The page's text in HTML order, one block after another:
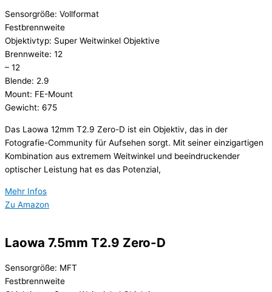
Sensorgröße: Vollformat
Festbrennweite
Objektivtyp: Super Weitwinkel Objektive
Brennweite: 12
– 12
Blende: 2.9
Mount: FE-Mount
Gewicht: 675
Das Laowa 12mm T2.9 Zero-D ist ein Objektiv, das in der
Fotografie-Community für Aufsehen sorgt. Mit seiner einzigartigen
Kombination aus extremem Weitwinkel und beeindruckender
optischer Leistung hat es das Potenzial,
Mehr Infos
Zu Amazon
Laowa 7.5mm T2.9 Zero-D
Sensorgröße: MFT
Festbrennweite